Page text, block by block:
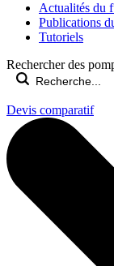
Actualités du
Publications
Tutoriels
Rechercher des
Devis comparatif